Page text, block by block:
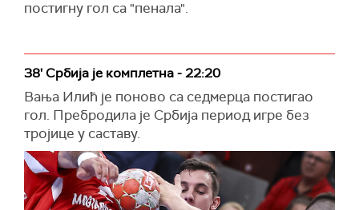
постигну гол са "пенала".
38' Србија је комплетна - 22:20
Вања Илић је поново са седмерца постигао
гол. Пребродила је Србија период игре без
тројице у саставу.